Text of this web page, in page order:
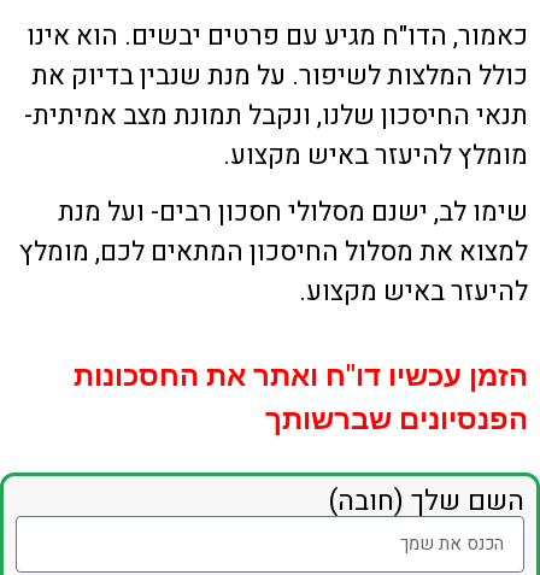
כאמור, הדו"ח מגיע עם פרטים יבשים. הוא אינו
כולל המלצות לשיפור. על מנת שנבין בדיוק את
תנאי החיסכון שלנו, ונקבל תמונת מצב אמיתית-
מומלץ להיעזר באיש מקצוע.
שימו לב, ישנם מסלולי חסכון רבים- ועל מנת
למצוא את מסלול החיסכון המתאים לכם, מומלץ
להיעזר באיש מקצוע.
הזמן עכשיו דו"ח ואתר את החסכונות
הפנסיונים שברשותך
השם שלך (חובה)